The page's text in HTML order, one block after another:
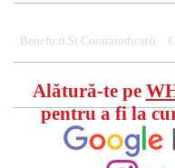
Beneficii Si Contraindicatii
Alătură-te pe
pentru a fi la